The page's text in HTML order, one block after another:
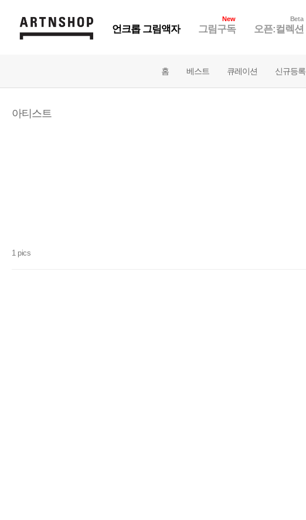
언크롭 그림액자
New
그림구독
Beta
오픈:컬렉션
홈 베스트 큐레이션 신규등록
아티스트
1 pics